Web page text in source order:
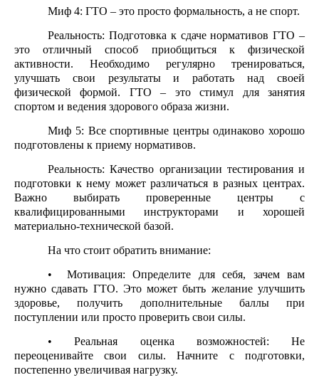
Миф 4: ГТО – это просто формальность, а не спорт.
Реальность: Подготовка к сдаче нормативов ГТО –
это отличный способ приобщиться к физической
активности. Необходимо регулярно тренироваться,
улучшать свои результаты и работать над своей
физической формой. ГТО – это стимул для занятия
спортом и ведения здорового образа жизни.
Миф 5: Все спортивные центры одинаково хорошо
подготовлены к приему нормативов.
Реальность: Качество организации тестирования и
подготовки к нему может различаться в разных центрах.
Важно выбирать проверенные центры с
квалифицированными инструкторами и хорошей
материально-технической базой.
На что стоит обратить внимание:
• Мотивация: Определите для себя, зачем вам
нужно сдавать ГТО. Это может быть желание улучшить
здоровье, получить дополнительные баллы при
поступлении или просто проверить свои силы.
• Реальная оценка возможностей: Не
переоценивайте свои силы. Начните с подготовки,
постепенно увеличивая нагрузку.